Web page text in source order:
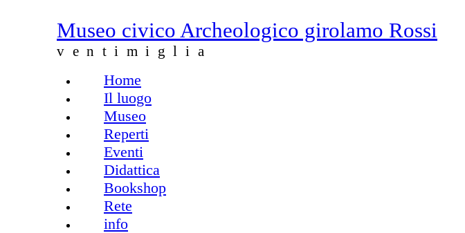
Museo civico Archeologico girolamo Rossi
ventimiglia
Menu principale
Home
Il luogo
Museo
Reperti
Eventi
Didattica
Bookshop
Rete
info